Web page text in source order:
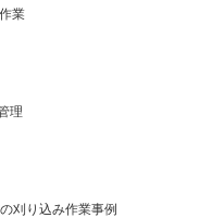
業
理
刈り込み作業事例